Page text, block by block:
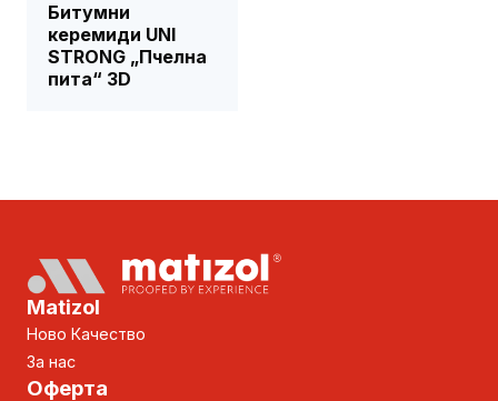
Битумни
керемиди UNI
STRONG „Пчелна
пита“ 3D
Matizol
Ново Качество
За нас
Оферта